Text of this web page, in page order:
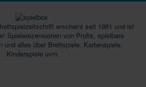
erscheint seit 1981 und ist
Spielerezensionen von Profis, spielbare
und alles über Brettspiele, Kartenspiele,
Kinderspiele uvm.